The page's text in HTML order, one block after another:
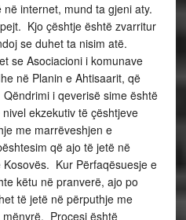
internet, mund ta gjeni aty.
Kjo çështje është zvarritur
se duhet ta nisim atë.
se Asociacioni i komunave
në Planin e Ahtisaarit, që
i qeverisë sime është
ekzekutiv të çështjeve
me marrëveshjen e
që ajo të jetë në
Kur Përfaqësuesje e
këtu në pranverë, ajo po
të jetë në përputhje me
Procesi është